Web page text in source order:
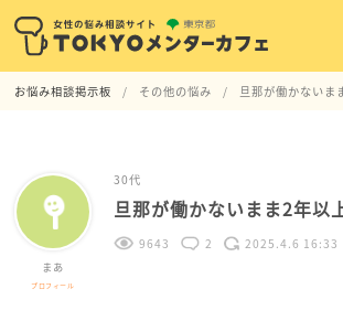
お悩み相談掲示板 その他の悩み 旦那が働かないま
まあ
プロフィール
30代
旦那が働かないまま2年以
9643 2 2025.4.6 16:33